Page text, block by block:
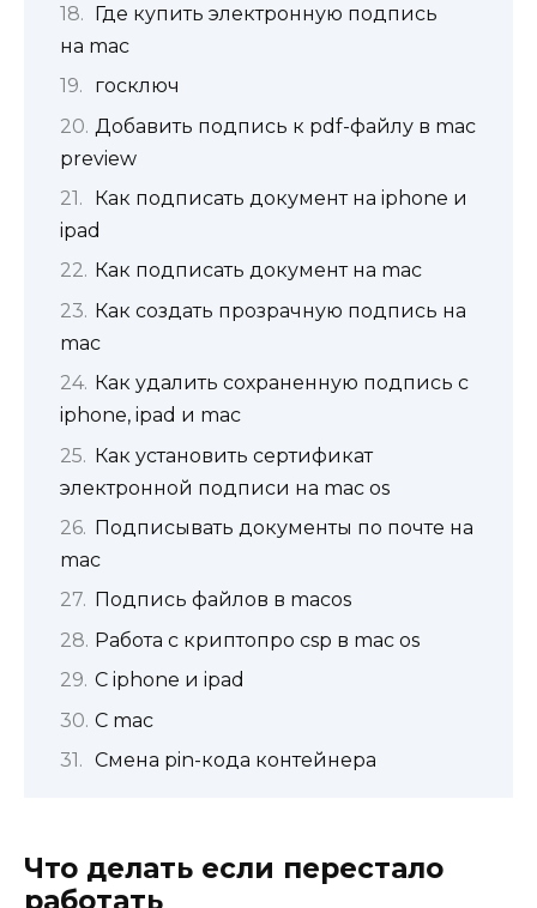
Где купить электронную подпись
на mac
‎госключ
Добавить подпись к pdf-файлу в mac
preview
Как подписать документ на iphone и
ipad
Как подписать документ на mac
Как создать прозрачную подпись на
mac
Как удалить сохраненную подпись с
iphone, ipad и mac
Как установить сертификат
электронной подписи на mac os
Подписывать документы по почте на
mac
Подпись файлов в macos
Работа с криптопро csp в mac os
С iphone и ipad
С mac
Смена pin-кода контейнера
Что делать если перестало
работать